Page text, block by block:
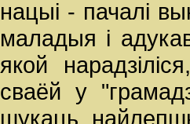
нацыі - пачалі
маладыя і
якой
сваёй у
шукаць